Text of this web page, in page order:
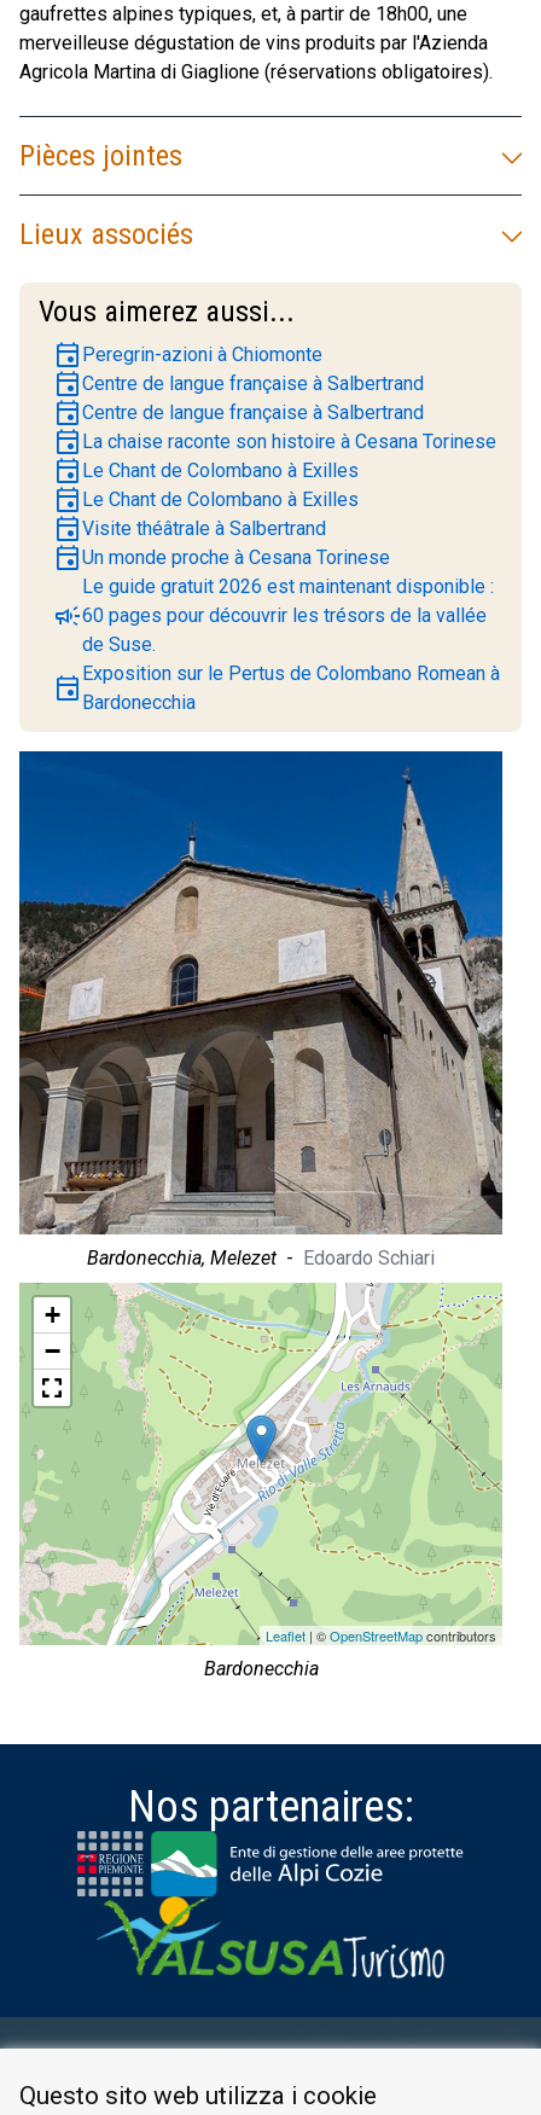
Bardonecchia, Melezet - Edoardo Schiari
+
−
Leaflet | ©OpenStreetMapcontributors
Bardonecchia
gaufrettes alpines typiques, et, à partir de 18h00, une
merveilleuse dégustation de vins produits par l'Azienda
Agricola Martina di Giaglione (réservations obligatoires).
Pièces jointes
Lieux associés
Vous aimerez aussi...
event Peregrin-azioni à Chiomonte
eventCentre de langue française à Salbertrand
eventCentre de langue française à Salbertrand
event La chaise raconte son histoire à Cesana Torinese
event Le Chant de Colombano à Exilles
event Le Chant de Colombano à Exilles
eventVisite théâtrale à Salbertrand
eventUn monde proche à Cesana Torinese
campaign
Le guide gratuit 2026 est maintenant disponible :
60 pages pour découvrir les trésors de la vallée
de Suse.
event Exposition sur le Pertus de Colombano Romean à
Bardonecchia
Nos partenaires:
PRIVACY POLICY
Questo sito web utilizza i cookie